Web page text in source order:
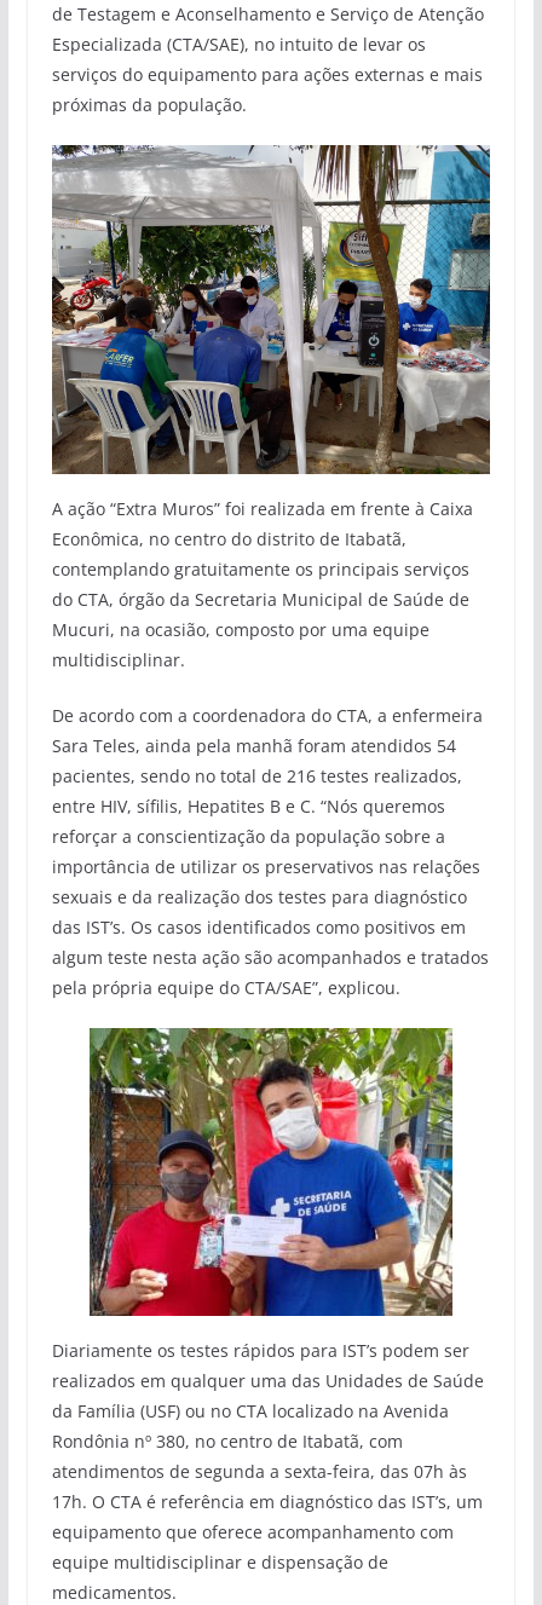
de Testagem e Aconselhamento e Serviço de Atenção
Especializada (CTA/SAE), no intuito de levar os
serviços do equipamento para ações externas e mais
próximas da população.
A ação “Extra Muros” foi realizada em frente à Caixa
Econômica, no centro do distrito de Itabatã,
contemplando gratuitamente os principais serviços
do CTA, órgão da Secretaria Municipal de Saúde de
Mucuri, na ocasião, composto por uma equipe
multidisciplinar.
De acordo com a coordenadora do CTA, a enfermeira
Sara Teles, ainda pela manhã foram atendidos 54
pacientes, sendo no total de 216 testes realizados,
entre HIV, sífilis, Hepatites B e C. “Nós queremos
reforçar a conscientização da população sobre a
importância de utilizar os preservativos nas relações
sexuais e da realização dos testes para diagnóstico
das IST’s. Os casos identificados como positivos em
algum teste nesta ação são acompanhados e tratados
pela própria equipe do CTA/SAE”, explicou.
Diariamente os testes rápidos para IST’s podem ser
realizados em qualquer uma das Unidades de Saúde
da Família (USF) ou no CTA localizado na Avenida
Rondônia nº 380, no centro de Itabatã, com
atendimentos de segunda a sexta-feira, das 07h às
17h. O CTA é referência em diagnóstico das IST’s, um
equipamento que oferece acompanhamento com
equipe multidisciplinar e dispensação de
medicamentos.